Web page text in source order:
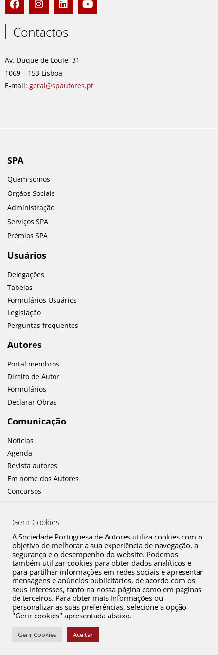
a
c
e
b
o
k
n
s
t
a
r
a
m
i
n
k
e
i
n
o
u
Contactos
Av. Duque de Loulé, 31
1069 – 153 Lisboa
E-mail: geral@spautores.pt
SPA
Quem somos
Órgãos Sociais
Administração
Serviços SPA
Prémios SPA
Usuários
Delegações
Tabelas
Formulários Usuários
Legislação
Perguntas frequentes
Autores
Portal membros
Direito de Autor
Formulários
Declarar Obras
Comunicação
Notícias
Agenda
Revista autores
Em nome dos Autores
Concursos
Canal de Denúncia
Plano de Prevenção de Riscos de Corrupção e Infrações Conexas
Política de Privacidade
Política de Cookies
Copyright © 2026 SPA. Todos os direitos reservados
Gerir Cookies
A Sociedade Portuguesa de Autores utiliza cookies com o
objetivo de melhorar a sua experiência de navegação, a
segurança e o desempenho do website. Podemos
também utilizar cookies para obter dados analíticos e
para partilhar informações em redes sociais e apresentar
mensagens e anúncios publicitários, de acordo com os
seus interesses, tanto na nossa página como em páginas
de terceiros. Para obter mais informações ou
personalizar as suas preferências, selecione a opção
"Gerir cookies" apresentada abaixo.
Gerir Cookies Aceitar